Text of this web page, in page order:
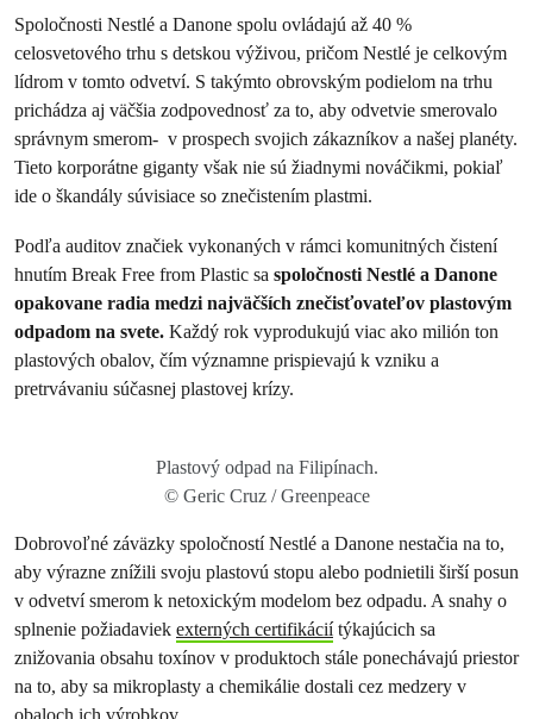
Spoločnosti Nestlé a Danone spolu ovládajú až 40 %
celosvetového trhu s detskou výživou, pričom Nestlé je celkovým
lídrom v tomto odvetví. S takýmto obrovským podielom na trhu
prichádza aj väčšia zodpovednosť za to, aby odvetvie smerovalo
správnym smerom- v prospech svojich zákazníkov a našej planéty.
Tieto korporátne giganty však nie sú žiadnymi nováčikmi, pokiaľ
ide o škandály súvisiace so znečistením plastmi.
Podľa auditov značiek vykonaných v rámci komunitných čistení
hnutím Break Free from Plastic sa spoločnosti Nestlé a Danone
opakovane radia medzi najväčších znečisťovateľov plastovým
odpadom na svete. Každý rok vyprodukujú viac ako milión ton
plastových obalov, čím významne prispievajú k vzniku a
pretrvávaniu súčasnej plastovej krízy.
Plastový odpad na Filipínach.
© Geric Cruz / Greenpeace
Dobrovoľné záväzky spoločností Nestlé a Danone nestačia na to,
aby výrazne znížili svoju plastovú stopu alebo podnietili širší posun
v odvetví smerom k netoxickým modelom bez odpadu. A snahy o
splnenie požiadaviek externých certifikáciítýkajúcich sa
znižovania obsahu toxínov v produktoch stále ponechávajú priestor
na to, aby sa mikroplasty a chemikálie dostali cez medzery v